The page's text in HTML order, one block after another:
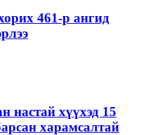
461-р ангид
настай хүүхэд 15
харамсалтай